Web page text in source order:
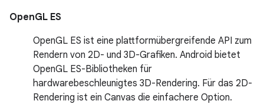
OpenGL ES
OpenGL ES ist eine plattformübergreifende API zum
Rendern von 2D- und 3D-Grafiken. Android bietet
OpenGL ES-Bibliotheken für
hardwarebeschleunigtes 3D-Rendering. Für das 2D-
Rendering ist ein Canvas die einfachere Option.